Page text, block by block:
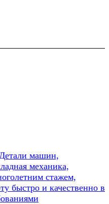
машин,
механика,
стажем,
быстро и качественно в